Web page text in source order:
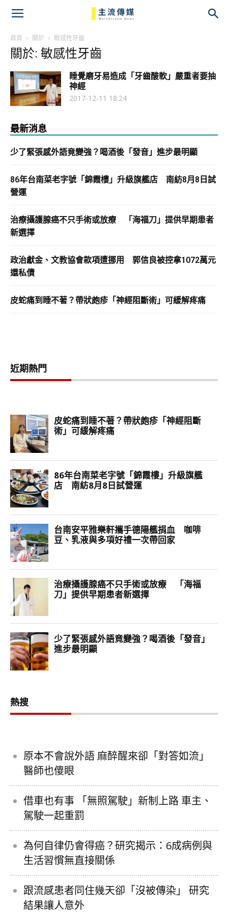
首頁 關於 敏感性牙齒
關於: 敏感性牙齒
睡覺磨牙易造成「牙齒酸軟」嚴重者要抽
神經
2017-12-11 18:24
最新消息
少了緊張感外語竟變強？喝酒後「發音」進步最明顯
86年台南菜老字號「錦霞樓」升級旗艦店 南紡8月8日試
營運
治療攝護腺癌不只手術或放療 「海福刀」提供早期患者
新選擇
政治獻金、文教協會款項遭挪用 郭信良被控拿1072萬元
還私債
皮蛇痛到睡不著？帶狀皰疹「神經阻斷術」可緩解疼痛
近期熱門
熱搜
原本不會說外語 麻醉醒來卻「對答如流」
醫師也傻眼
借車也有事 「無照駕駛」新制上路 車主、
駕駛一起重罰
為何自律仍會得癌？研究揭示：6成病例與
生活習慣無直接關係
跟流感患者同住幾天卻「沒被傳染」 研究
結果讓人意外